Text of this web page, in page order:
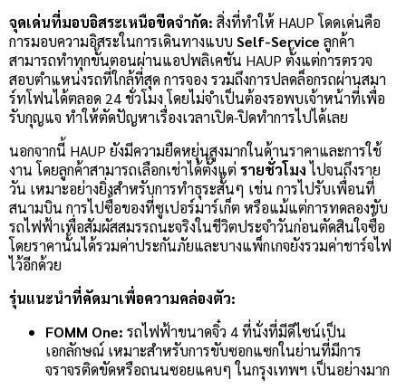
จุดเด่นที่มอบอิสระเหนือขีดจำกัด: สิ่งที่ทำให้ HAUP โดดเด่นคือ
การมอบความอิสระในการเดินทางแบบ Self-Service ลูกค้า
สามารถทำทุกขั้นตอนผ่านแอปพลิเคชัน HAUP ตั้งแต่การตรวจ
สอบตำแหน่งรถที่ใกล้ที่สุด การจอง รวมถึงการปลดล็อกรถผ่านสมา
ร์ทโฟนได้ตลอด 24 ชั่วโมง โดยไม่จำเป็นต้องรอพบเจ้าหน้าที่เพื่อ
รับกุญแจ ทำให้ตัดปัญหาเรื่องเวลาเปิด-ปิดทำการไปได้เลย
นอกจากนี้ HAUP ยังมีความยืดหยุ่นสูงมากในด้านราคาและการใช้
งาน โดยลูกค้าสามารถเลือกเช่าได้ตั้งแต่ รายชั่วโมงไปจนถึงราย
วัน เหมาะอย่างยิ่งสำหรับการทำธุระสั้นๆ เช่น การไปรับเพื่อนที่
สนามบิน การไปซื้อของที่ซูเปอร์มาร์เก็ต หรือแม้แต่การทดลองขับ
รถไฟฟ้าเพื่อสัมผัสสมรรถนะจริงในชีวิตประจำวันก่อนตัดสินใจซื้อ
โดยราคานั้นได้รวมค่าประกันภัยและบางแพ็กเกจยังรวมค่าชาร์จไฟ
ไว้อีกด้วย
รุ่นแนะนำที่คัดมาเพื่อความคล่องตัว:
FOMM One: รถไฟฟ้าขนาดจิ๋ว 4 ที่นั่งที่มีดีไซน์เป็น
เอกลักษณ์ เหมาะสำหรับการขับซอกแซกในย่านที่มีการ
จราจรติดขัดหรือถนนซอยแคบๆ ในกรุงเทพฯ เป็นอย่างมาก